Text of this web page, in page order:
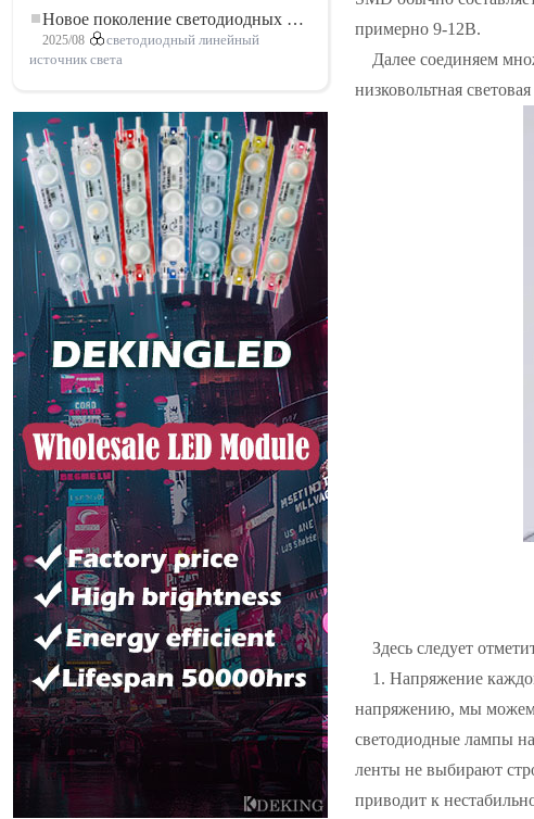
Новое поколение светодиодных лент: свободная резка для неограниченных возможностей
2025/08
светодиодный линейный
источник света
примерно 9-12В.
Далее соединяем
низковольтная
Здесь следует
1. Напряжение
напряжению, мы можем
светодиодные лампы
ленты не выбирают
приводит к